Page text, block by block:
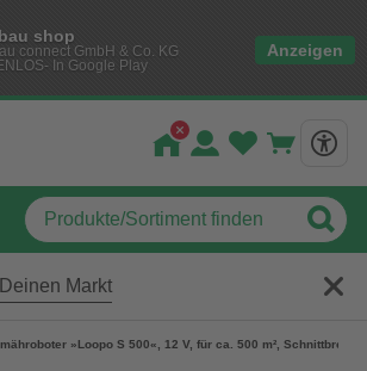
shop
connect GmbH & Co. KG
In Google Play
Anzeigen
Markt
»Loopo S 500«, 12 V, für ca. 500 m², Schnittbreite: